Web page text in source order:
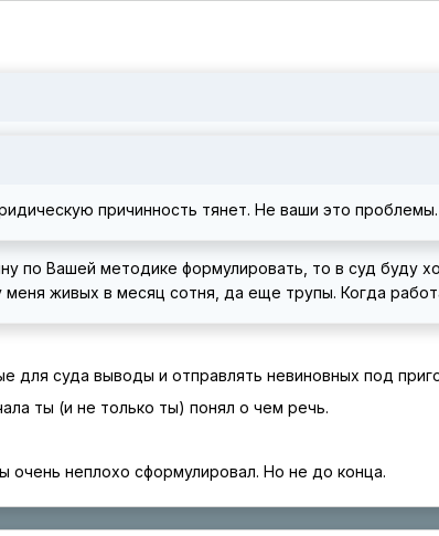
причинность тянет. Не ваши это проблемы.
по Вашей методике формулировать, то в суд буду
меня живых в месяц сотня, да еще трупы. Когда
для суда выводы и отправлять невиновных под
ты (и не только ты) понял о чем речь.
очень неплохо сформулировал. Но не до конца.